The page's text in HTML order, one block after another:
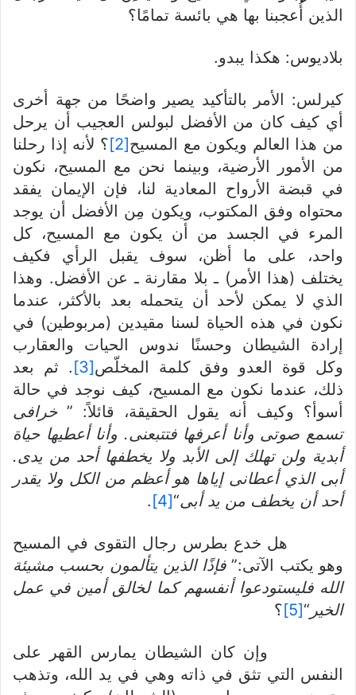
الذين أُعجبنا بها هي بائسة تمامًا؟
بلاديوس: هكذا يبدو.
كيرلس: الأمر بالتأكيد يصير واضحًا من جهة أخرى
أي كيف كان من الأفضل لبولس العجيب أن يرحل
من هذا العالم ويكون مع المسيح[2]
؟ لأنه إذا رحلنا
من الأمور الأرضية، وبينما نحن مع المسيح، نكون
في قبضة الأرواح المعادية لنا، فإن الإيمان يفقد
محتواه وفق المكتوب، ويكون مِن الأفضل أن يوجد
المرء في الجسد من أن يكون مع المسيح، كل
واحد، على ما أظن، سوف يقبل الرأي فكيف
يختلف (هذا الأمر) ـ بلا مقارنة ـ عن الأفضل. وهذا
الذي لا يمكن لأحد أن يتحمله بعد بالأكثر، عندما
نكون في هذه الحياة لسنا مقيدين (مربوطين) في
إرادة الشيطان وحسنًا ندوس الحيات والعقارب
وكل قوة العدو وفق كلمة المخلّص[3]
. ثم بعد
ذلك، عندما نكون مع المسيح، كيف نوجد في حالة
أسوأ؟ وكيف أنه يقول الحقيقة، قائلاً: ”خرافى
تسمع صوتى وأنا أعرفها فتتبعنى. وأنا أعطيها حياة
أبدية ولن تهلك إلى الأبد ولا يخطفها أحد من يدى.
أبى الذي أعطانى إياها هو أعظم من الكل ولا يقدر
أحد أن يخطف من يد أبى“
[4]
.
هل خدع بطرس رجال التقوى في المسيح
وهو يكتب الآتى:” فإذًا الذين يتألمون بحسب مشيئة
الله فليستودعوا أنفسهم كما لخالق أمين في عمل
الخير “
[5] ؟
وإن كان الشيطان يمارس القهر على
النفس التي تثق في ذاته وهي في يد الله، وتذهب